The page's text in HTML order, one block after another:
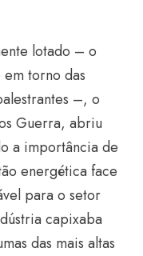
lotado – o
torno das
–, o
Guerra, abriu
a importância de
energética face
para o setor
capixaba
das mais altas